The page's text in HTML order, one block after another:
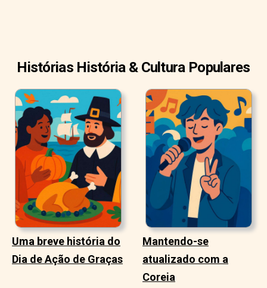
Histórias História & Cultura Populares
Uma breve história do
Dia de Ação de Graças
Mantendo-se
atualizado com a
Coreia